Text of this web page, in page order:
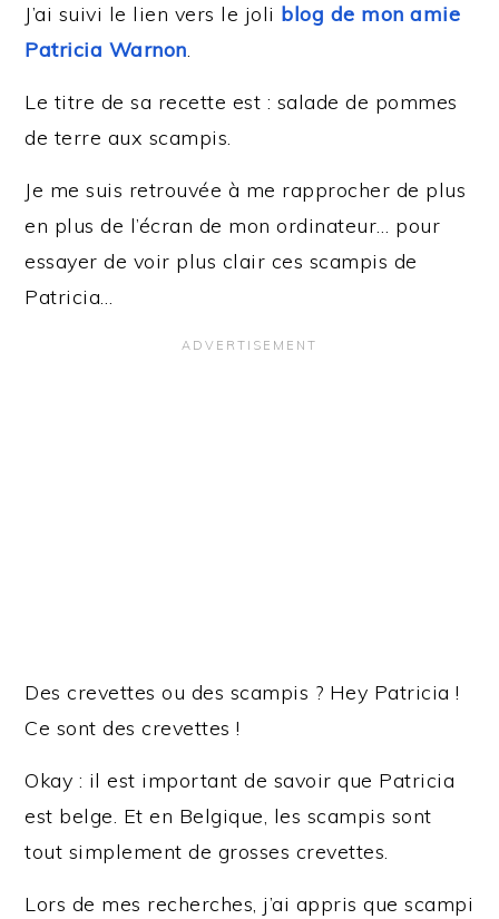
J’ai suivi le lien vers le joli blog de mon amie
Patricia Warnon.
Le titre de sa recette est : salade de pommes
de terre aux scampis.
Je me suis retrouvée à me rapprocher de plus
en plus de l’écran de mon ordinateur… pour
essayer de voir plus clair ces scampis de
Patricia…
Des crevettes ou des scampis ? Hey Patricia !
Ce sont des crevettes !
Okay : il est important de savoir que Patricia
est belge. Et en Belgique, les scampis sont
tout simplement de grosses crevettes.
Lors de mes recherches, j’ai appris que scampi